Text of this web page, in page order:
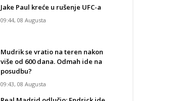
Jake Paul kreće u rušenje UFC-a
09:44, 08 Augusta
Mudrik se vratio na teren nakon
više od 600 dana. Odmah ide na
posudbu?
09:43, 08 Augusta